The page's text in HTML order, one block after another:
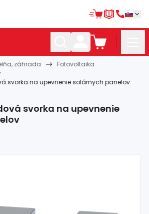
záhrada
Fotovoltaika
svorka na upevnenie solárnych panelov
svorka na upevnenie